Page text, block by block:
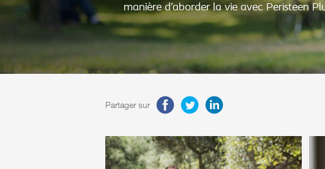
manière d’aborder la vie avec Peristeen
Partager sur